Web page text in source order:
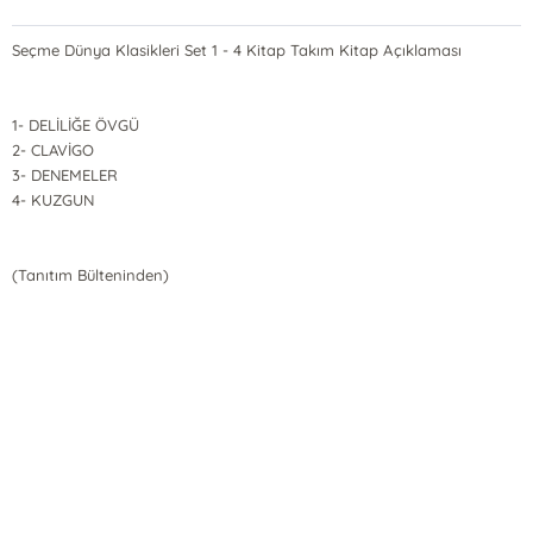
Seçme Dünya Klasikleri Set 1 - 4 Kitap Takım Kitap Açıklaması
1- DELİLİĞE ÖVGÜ
2- CLAVİGO
3- DENEMELER
4- KUZGUN
(Tanıtım Bülteninden)